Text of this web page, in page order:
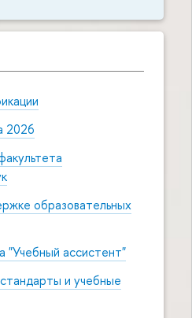
2026
образовательных
"Учебный ассистент"
и учебные